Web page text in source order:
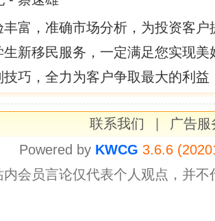
富，准确市场分析，为投资客户
新移民服务，一定满足您实现美
巧，全力为客户争取最大的利益
联系我们
广告服
Powered by KWCG 3.6.6
内会员言论仅代表个人观点，并